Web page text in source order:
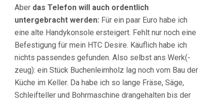
Aber das Telefon will auch ordentlich
untergebracht werden: Für ein paar Euro habe ich
eine alte Handykonsole ersteigert. Fehlt nur noch eine
Befestigung für mein HTC Desire. Käuflich habe ich
nichts passendes gefunden. Also selbst ans Werk(-
zeug): ein Stück Buchenleimholz lag noch vom Bau der
Küche im Keller. Da habe ich so lange Fräse, Säge,
Schleifteller und Bohrmaschine drangehalten bis der